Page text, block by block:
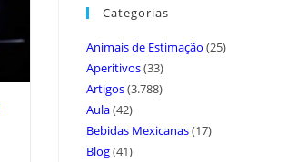
Categorias
Animais de Estimação (25)
Aperitivos(33)
Artigos(3.788)
Aula(42)
Bebidas Mexicanas(17)
Blog(41)